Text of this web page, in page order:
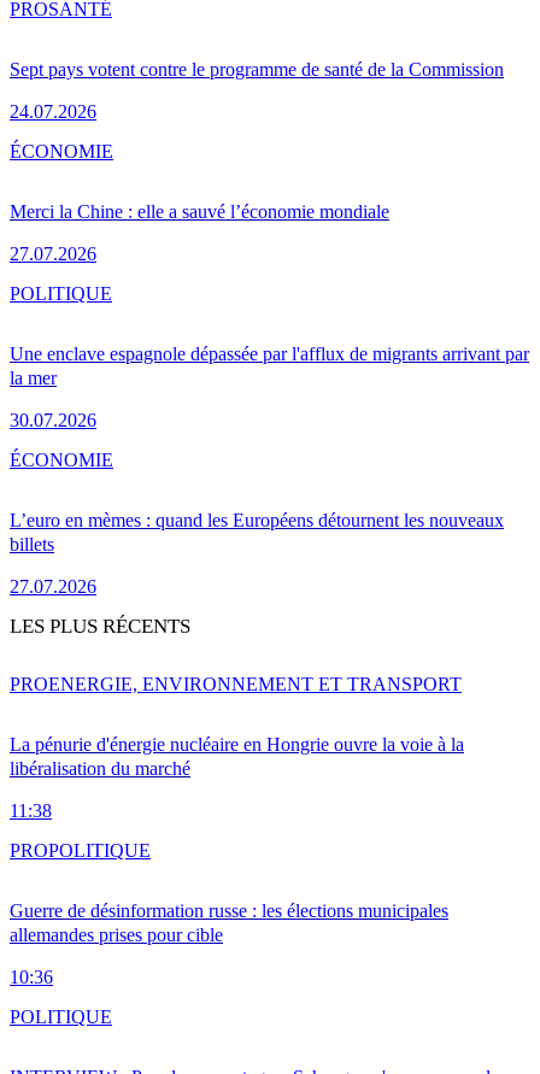
Sept pays votent contre le programme de santé de la Commission
24.07.2026
PROSANTÉ
Merci la Chine : elle a sauvé l’économie mondiale
27.07.2026
ÉCONOMIE
Une enclave espagnole dépassée par l'afflux de migrants arrivant par
la mer
30.07.2026
POLITIQUE
L’euro en mèmes : quand les Européens détournent les nouveaux
billets
27.07.2026
ÉCONOMIE
LES PLUS RÉCENTS
La pénurie d'énergie nucléaire en Hongrie ouvre la voie à la
libéralisation du marché
11:38
PROENERGIE, ENVIRONNEMENT ET TRANSPORT
Guerre de désinformation russe : les élections municipales
allemandes prises pour cible
10:36
PROPOLITIQUE
POLITIQUE